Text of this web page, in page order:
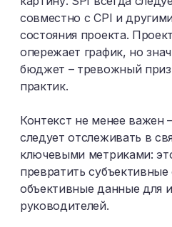
совместно с CPI и
состояния проекта.
опережает график, но
бюджет – тревожный
практик.
Контекст не менее важен
следует отслеживать в
ключевыми метриками:
превратить
объективные данные для
руководителей.